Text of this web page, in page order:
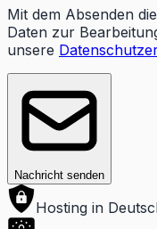
Mit dem Absenden
Daten zur
unsere
Nachricht senden
Hosting in